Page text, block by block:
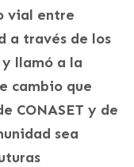
vial entre
a través de los
llamó a la
cambio que
CONASET y de
sea